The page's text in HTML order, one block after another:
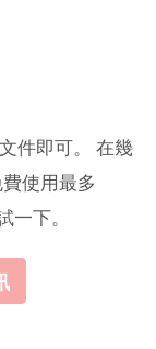
件即可。 在幾
使用最多
下。